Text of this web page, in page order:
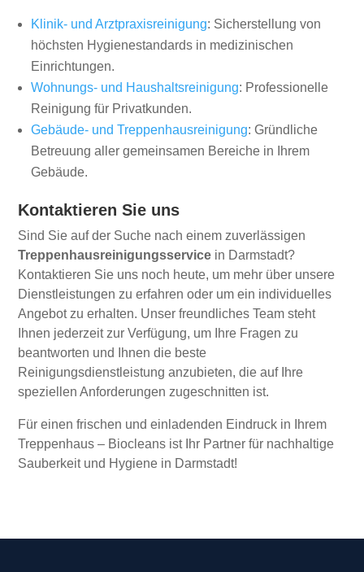
Klinik- und Arztpraxisreinigung: Sicherstellung von
höchsten Hygienestandards in medizinischen
Einrichtungen.
Wohnungs- und Haushaltsreinigung: Professionelle
Reinigung für Privatkunden.
Gebäude- und Treppenhausreinigung: Gründliche
Betreuung aller gemeinsamen Bereiche in Ihrem
Gebäude.
Kontaktieren Sie uns
Sind Sie auf der Suche nach einem zuverlässigen
Treppenhausreinigungsservice in Darmstadt?
Kontaktieren Sie uns noch heute, um mehr über unsere
Dienstleistungen zu erfahren oder um ein individuelles
Angebot zu erhalten. Unser freundliches Team steht
Ihnen jederzeit zur Verfügung, um Ihre Fragen zu
beantworten und Ihnen die beste
Reinigungsdienstleistung anzubieten, die auf Ihre
speziellen Anforderungen zugeschnitten ist.
Für einen frischen und einladenden Eindruck in Ihrem
Treppenhaus – Biocleans ist Ihr Partner für nachhaltige
Sauberkeit und Hygiene in Darmstadt!